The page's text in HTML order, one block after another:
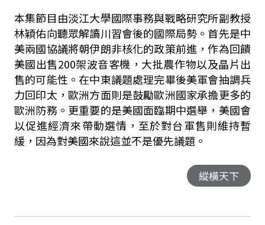
本集節目由淡江大學國際事務與戰略研究所副教授
林穎佑向聽眾解讀川習會後的國際局勢。首先是中
美兩國協議將朝伊朗非核化的政策前進，作為回饋
美國出售200架波音客機，大批農作物以及晶片出
售的可能性。在中東議題處理完畢後美軍會抽調兵
力回印太，歐洲方面則是鼓勵歐洲國家承擔更多的
歐洲防務。更重要的是美國面臨期中選舉，美國會
以促進經濟來帶動選情，至於對台軍售則維持暫
緩，因為對美國來說這並不是優先議題。
縱橫天下